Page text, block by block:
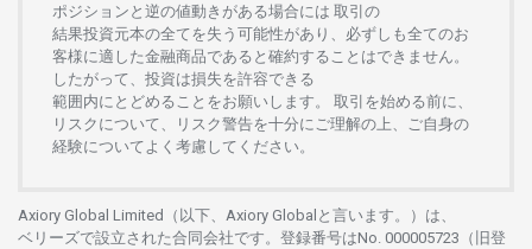
ポジションと 逆の値動きがある場合には 取引の
結果投資元本の全てを失う 可能性があり、 必ずしも全てのお
客様に適した金融商品であると 確約することはできません。
したがって、 投資は損失を許容できる
範囲内にとどめることをお願いします 。 取引を始める前に、
リスクについて、
リスク警告を十分に ご理解の 上、 ご自身の
経験について よく 考慮してください。
Axiory Global Limited（以下、Axiory Globalと言います。）は、
ベリーズで設立さ れた合同会社です。 登録番号はNo. 000005723（旧登